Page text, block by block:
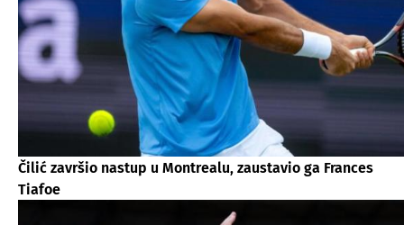
Čilić završio nastup u Montrealu, zaustavio ga Frances
Tiafoe